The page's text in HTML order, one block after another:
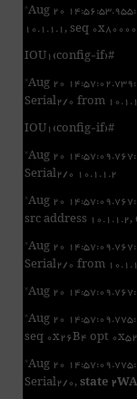
*Aug 20
10.1.1.1, seq
IOU1(config-if)#
*Aug 20
Serial2/0 from
IOU1(config-if)#
*Aug 20
Serial2/0 10.1.1.2
*Aug 20
src address
*Aug 20
Serial2/0 from
*Aug 20
*Aug 20
seq 0x26B4 opt
*Aug 20
Serial2/0,state